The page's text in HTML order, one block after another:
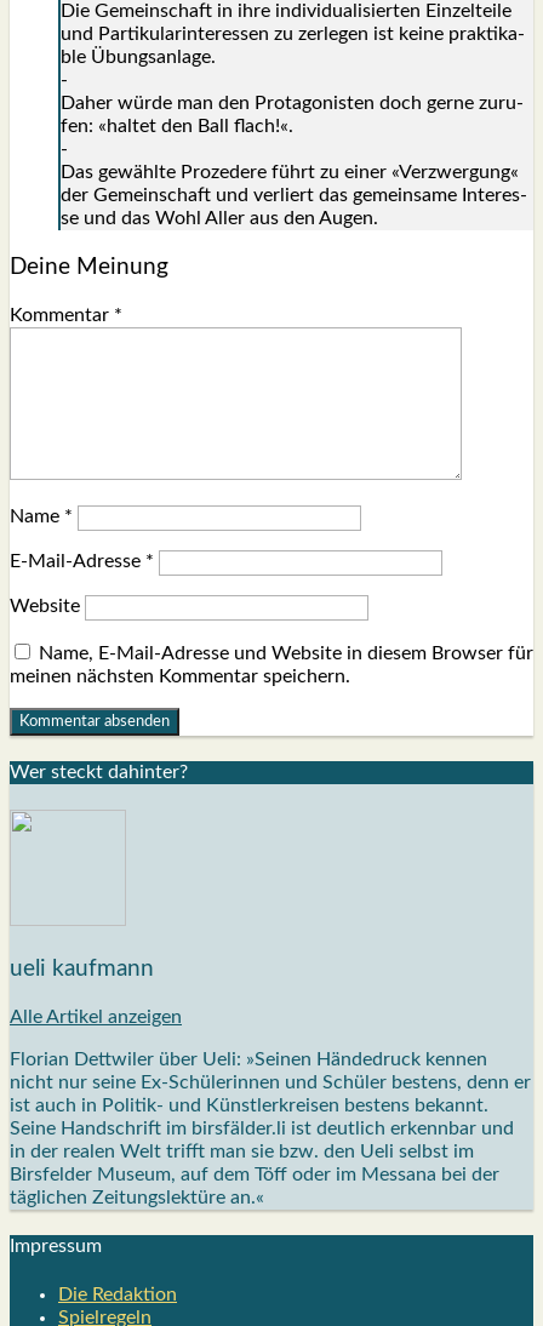
Die Gemein­schaft in ihre indi­vi­dua­li­sier­ten Ein­zel­tei­le
und Par­ti­ku­lar­in­ter­es­sen zu zer­le­gen ist kei­ne prak­ti­ka­
ble Übungs­an­la­ge.
-
Daher wür­de man den Prot­ago­nis­ten doch ger­ne zuru­
fen: «hal­tet den Ball flach!«.
-
Das gewähl­te Pro­ze­de­re führt zu einer «Ver­zwer­gung«
der Gemein­schaft und ver­liert das gemein­sa­me Inter­es­
se und das Wohl Aller aus den Augen.
Deine Meinung
Kommentar *
Name *
E-Mail-Adresse *
Website
Name, E-Mail-Adresse und Website in diesem Browser für
meinen nächsten Kommentar speichern.
Wer steckt dahin­ter?
ueli kaufmann
Alle Artikel anzeigen
Florian Dettwiler über Ueli: »Seinen Händedruck kennen
nicht nur seine Ex-Schülerinnen und Schüler bestens, denn er
ist auch in Politik- und Künstlerkreisen bestens bekannt.
Seine Handschrift im birsfälder.li ist deutlich erkennbar und
in der realen Welt trifft man sie bzw. den Ueli selbst im
Birsfelder Museum, auf dem Töff oder im Messana bei der
täglichen Zeitungslektüre an.«
Impres­sum
Die Redak­ti­on
Spiel­re­geln